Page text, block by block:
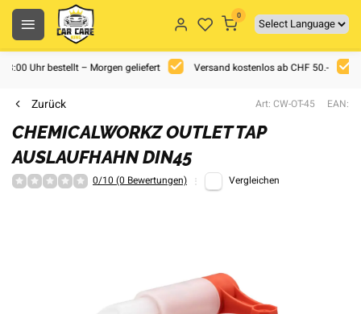
0
Uhr bestellt – Morgen geliefert Versand kostenlos ab CHF 50.-
Zurück Art: CW-OT-45 EAN:
CHEMICALWORKZ OUTLET TAP
AUSLAUFHAHN DIN45
0/10 (0 Bewertungen) Vergleichen